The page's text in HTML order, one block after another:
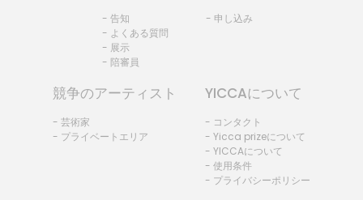
- 告知
- よくある質問
- 展示
- 陪審員
- 申し込み
競争のアーティスト
- 芸術家
- プライベートエリア
YICCAについて
- コンタクト
- Yicca prizeについて
- YICCAについて
- 使用条件
- プライバシーポリシー